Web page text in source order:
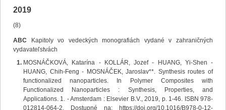
2019
(8)
ABC Kapitoly vo vedeckých monografiách vydané v zahraničných
vydavateľstvách
MOSNÁČKOVÁ, Katarína - KOLLÁR, Jozef - HUANG, Yi-Shen -
HUANG, Chih-Feng - MOSNÁČEK, Jaroslav**. Synthesis routes of
functionalized nanoparticles. In Polymer Composites with
Functionalized Nanoparticles : Synthesis, Properties, and
Applications. 1. - Amsterdam : Elsevier B.V., 2019, p. 1-46. ISBN 978-
012814-064-2. Dostupné na: https://doi.org/10.1016/B978-0-12-